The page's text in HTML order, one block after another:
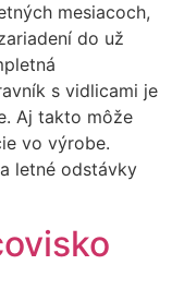
mesiacoch,
do už
s vidlicami je
Aj takto môže
vo výrobe.
letné odstávky